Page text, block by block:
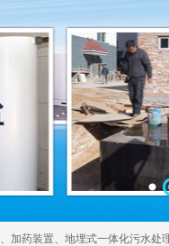
、 加药装置、 地埋式一体化污水处
加药装置